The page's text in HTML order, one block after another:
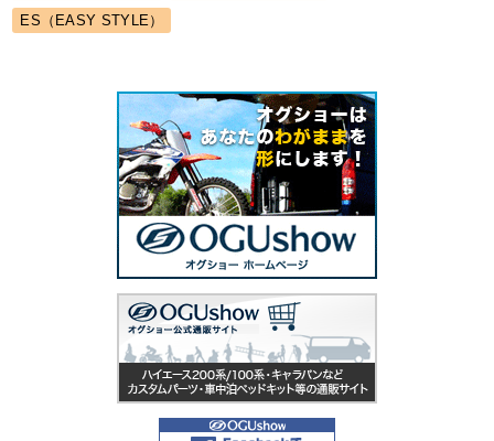
ES（EASY STYLE）